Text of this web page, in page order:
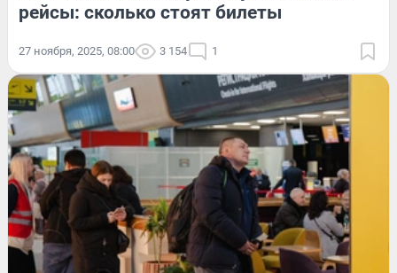
рейсы: сколько стоят билеты
27 ноября, 2025, 08:00 3 154 1